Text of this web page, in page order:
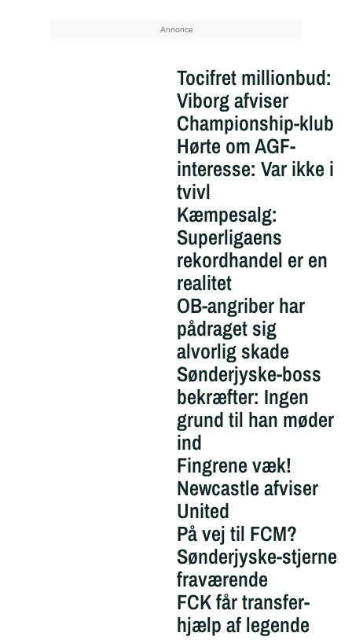
Tocifret millionbud:
Viborg afviser
Championship-klub
Hørte om AGF-
interesse: Var ikke i
tvivl
Kæmpesalg:
Superligaens
rekordhandel er en
realitet
OB-angriber har
pådraget sig
alvorlig skade
Sønderjyske-boss
bekræfter: Ingen
grund til han møder
ind
Fingrene væk!
Newcastle afviser
United
På vej til FCM?
Sønderjyske-stjerne
fraværende
FCK får transfer-
hjælp af legende